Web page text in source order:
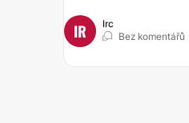
IR
Irc
Bez komentářů